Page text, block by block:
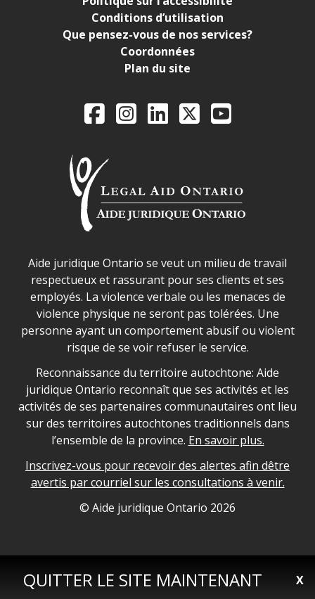
QUITTER LE SITE MAINTENANT X
Conditions d’utilisation
Que pensez-vous de nos services?
Coordonnées
Plan du site
Legal Aid Ontario
FacebookInstagram
LinkedIn
X YouTube
Déclaration sur la sécurité dans les locaux d'AJO.
Aide juridique Ontario se veut un milieu de travail
respectueux et rassurant pour ses clients et ses
employés. La violence verbale ou les menaces de
violence physique ne seront pas tolérées. Une
personne ayant un comportement abusif ou violent
risque de se voir refuser le service.
Legal Aid Ontario land acknowledgement
Reconnaissance du territoire autochtone: Aide
juridique Ontario reconnaît que ses activités et les
activités de ses partenaires communautaires ont lieu
sur des territoires autochtones traditionnels dans
l’ensemble de la province. En savoir plus.
Inscrivez-vous pour recevoir des alertes afin dêtre
avertis par courriel sur les consultations à venir.
Legal Aid Ontario copyright information
© Aide juridique Ontario 2026